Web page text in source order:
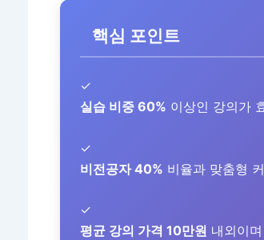
핵심 포인트
✓
실습 비중 60% 이상인 강의가
✓
비전공자 40% 비율과 맞춤형
✓
평균 강의 가격 10만원 내외이